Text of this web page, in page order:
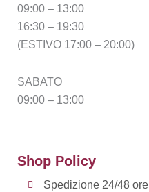
09:00 – 13:00
16:30 – 19:30
(ESTIVO 17:00 – 20:00)
SABATO
09:00 – 13:00
Shop Policy
Spedizione 24/48 ore